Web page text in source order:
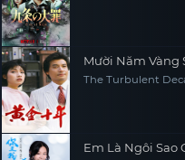
Vietsub + TM - FHD
Mười Năm Vàng
The Turbulent
Em Là Ngôi Sao